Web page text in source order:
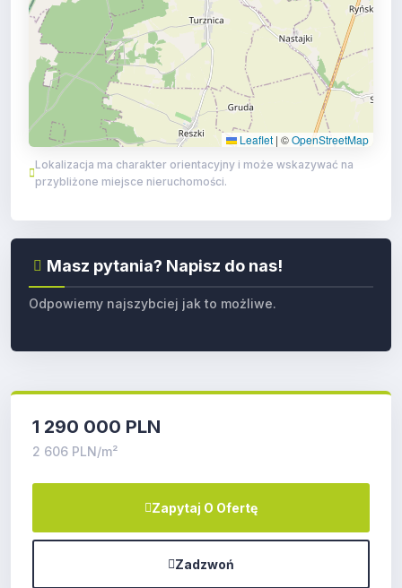
Leaflet | ©OpenStreetMap
Lokalizacja ma charakter orientacyjny i może wskazywać na
przybliżone miejsce nieruchomości.
Masz pytania? Napisz do nas!
Odpowiemy najszybciej jak to możliwe.
1 290 000 PLN
2 606 PLN/m²
Zapytaj O Ofertę
Zadzwoń